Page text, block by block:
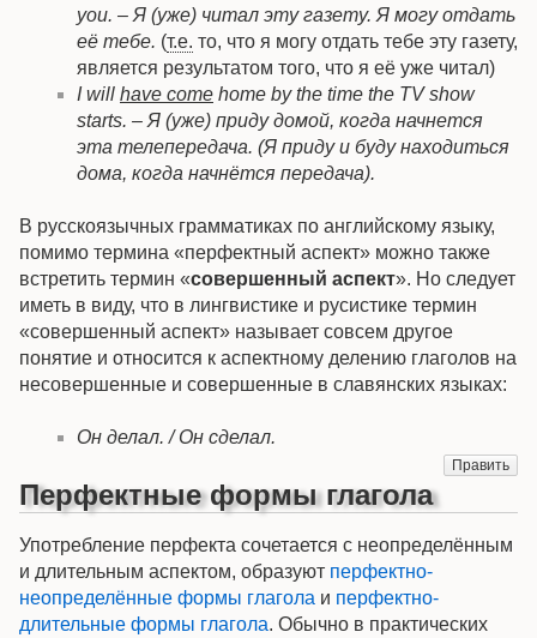
you. – Я (уже) читал эту газету. Я могу отдать
её тебе. (т.е. то, что я могу отдать тебе эту газету,
является результатом того, что я её уже читал)
I will have come home by the time the TV show
starts. – Я (уже) приду домой, когда начнется
эта телепередача. (Я приду и буду находиться
дома, когда начнётся передача).
В русскоязычных грамматиках по английскому языку,
помимо термина «перфектный аспект» можно также
встретить термин «совершенный аспект». Но следует
иметь в виду, что в лингвистике и русистике термин
«совершенный аспект» называет совсем другое
понятие и относится к аспектному делению глаголов на
несовершенные и совершенные в славянских языках:
Он делал. / Он сделал.
Править
Перфектные формы глагола
Употребление перфекта сочетается с неопределённым
и длительным аспектом, образуют перфектно-
неопределённые формы глагола и перфектно-
длительные формы глагола. Обычно в практических